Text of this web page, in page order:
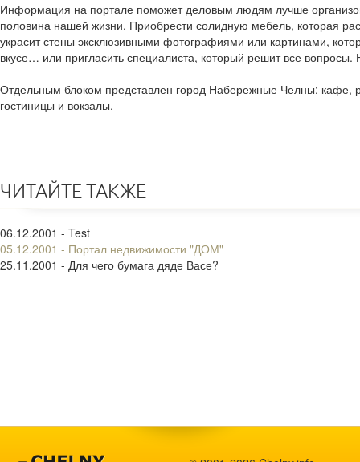
Информация на портале поможет деловым людям лучше
половина нашей жизни. Приобрести солидную мебель, которая
украсит стены эксклюзивными фотографиями или картинами,
вкусе… или пригласить специалиста, который решит все
Отдельным блоком представлен город Набережные Челны: кафе,
гостиницы и вокзалы.
ЧИТАЙТЕ ТАКЖЕ
06.12.2001 - Test
05.12.2001 - Портал недвижимости "ДОМ"
25.11.2001 - Для чего бумага дяде Васе?